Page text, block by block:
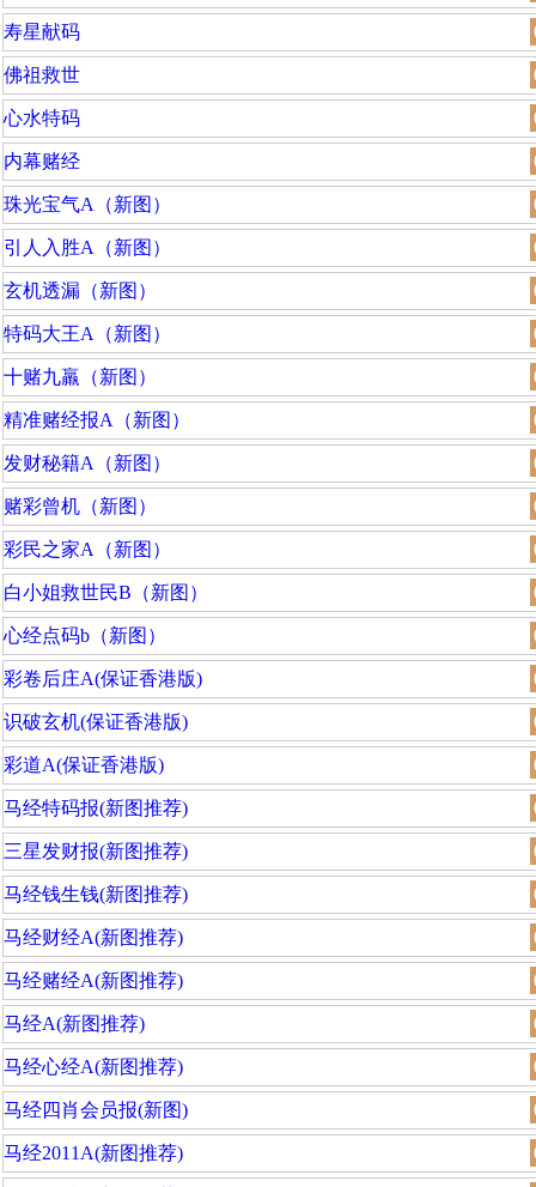
寿星献码
佛祖救世
心水特码
内幕赌经
珠光宝气A（新图）
引人入胜A（新图）
玄机透漏（新图）
特码大王A（新图）
十赌九羸（新图）
精准赌经报A（新图）
发财秘籍A（新图）
赌彩曾机（新图）
彩民之家A（新图）
白小姐救世民B（新图）
心经点码b（新图）
彩卷后庄A(保证香港版)
识破玄机(保证香港版)
彩道A(保证香港版)
马经特码报(新图推荐)
三星发财报(新图推荐)
马经钱生钱(新图推荐)
马经财经A(新图推荐)
马经赌经A(新图推荐)
马经A(新图推荐)
马经心经A(新图推荐)
马经四肖会员报(新图)
马经2011A(新图推荐)